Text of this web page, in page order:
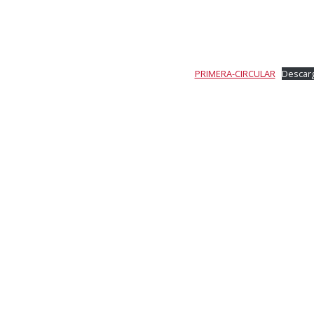
PRIMERA-CIRCULAR